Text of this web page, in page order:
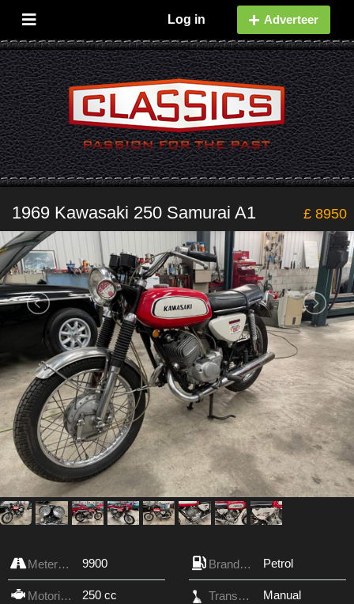
Log in Adverteer
1969 Kawasaki 250 Samurai A1 £ 8950
Meterstand 9900 Brandstof Petrol
Motorinhoud 250 cc Transmissie Manual